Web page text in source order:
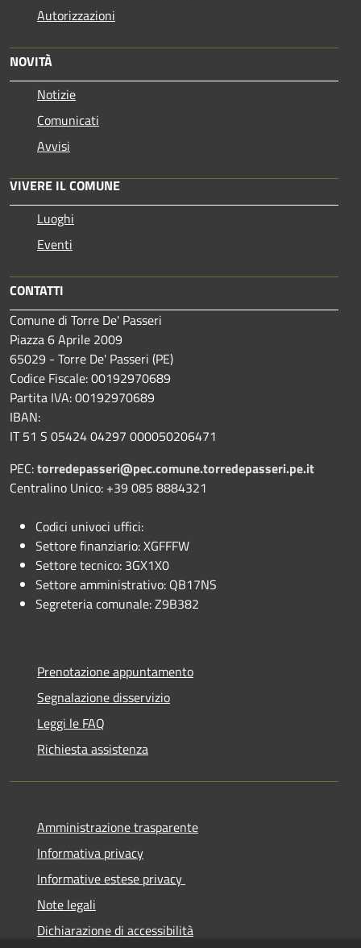
Autorizzazioni
NOVITÀ
Notizie
Comunicati
Avvisi
VIVERE IL COMUNE
Luoghi
Eventi
CONTATTI
Comune di Torre De' Passeri
Piazza 6 Aprile 2009
65029 - Torre De' Passeri (PE)
Codice Fiscale: 00192970689
Partita IVA: 00192970689
IBAN:
IT 51 S 05424 04297 000050206471
PEC:torredepasseri@pec.comune.torredepasseri.pe.it
Centralino Unico: +39 085 8884321
Codici univoci uffici:
Settore finanziario: XGFFFW
Settore tecnico: 3GX1X0
Settore amministrativo: QB17NS
Segreteria comunale: Z9B382
Prenotazione appuntamento
Segnalazione disservizio
Leggi le FAQ
Richiesta assistenza
Amministrazione trasparente
Informativa privacy
Informative estese privacy
Note legali
Dichiarazione di accessibilità